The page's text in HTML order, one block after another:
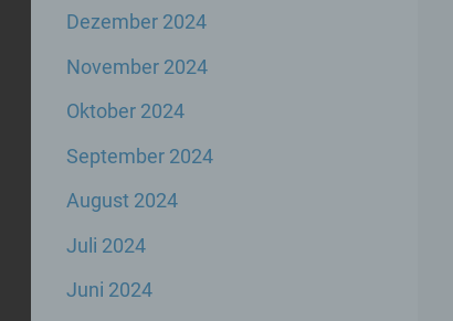
Dezember 2024
November 2024
Oktober 2024
September 2024
August 2024
Juli 2024
Juni 2024